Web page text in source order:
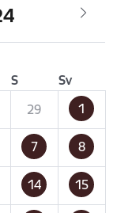
S
Sv
29 1
7 8
14 15